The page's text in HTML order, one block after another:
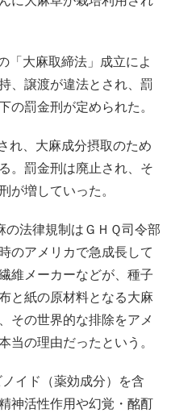
「大麻取締法」成立によ
、譲渡が違法とされ、罰
の罰金刑が定められた。
れ、大麻成分摂取のため
。罰金刑は廃止され、そ
が増していった。
法律規制はＧＨＱ司令部
のアメリカで急成長して
維メーカーなどが、種子
と紙の原材料となる大麻
その世界的な排除をアメ
当の理由だったという。
イド（薬効成分）を含
神活性作用や幻覚・酩酊